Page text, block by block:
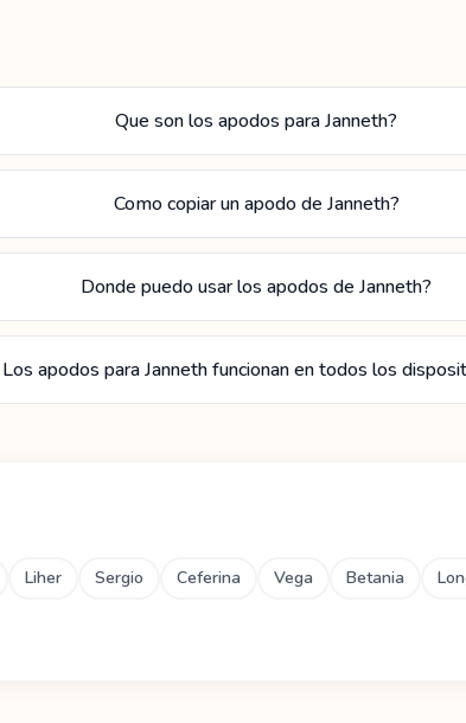
Que son los apodos para Janneth?
Como copiar un apodo de Janneth?
Donde puedo usar los apodos de Janneth?
Los apodos para Janneth funcionan en todos los
Liher Sergio Ceferina Vega Betania